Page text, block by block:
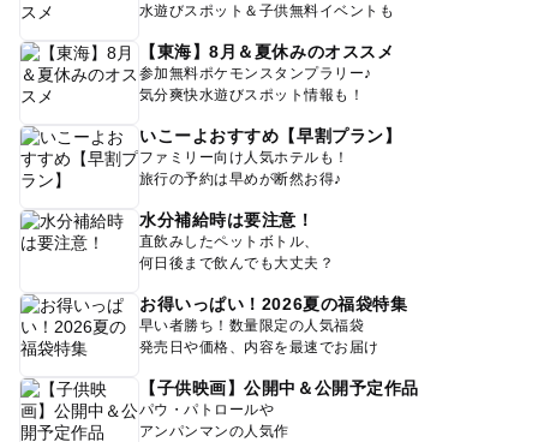
水遊びスポット＆子供無料イベントも
【東海】8月＆夏休みのオススメ
参加無料ポケモンスタンプラリー♪
気分爽快水遊びスポット情報も！
いこーよおすすめ【早割プラン】
ファミリー向け人気ホテルも！
旅行の予約は早めが断然お得♪
水分補給時は要注意！
直飲みしたペットボトル、
何日後まで飲んでも大丈夫？
お得いっぱい！2026夏の福袋特集
早い者勝ち！数量限定の人気福袋
発売日や価格、内容を最速でお届け
【子供映画】公開中＆公開予定作品
パウ・パトロールや
アンパンマンの人気作